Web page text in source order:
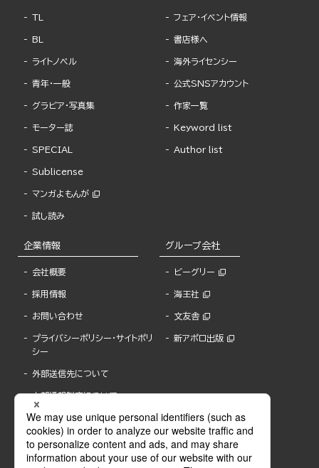
TL
BL
ライトノベル
青年・一般
グラビア・写真集
モーター誌
SPECIAL
Sublicense
マンガよもんが
試し読み
フェア・イベント情報
書店様へ
海外ライセンシー
公式SNSアカウント
作家一覧
Keyword list
Author list
企業情報
会社概要
採用情報
お問い合わせ
プライバシーポリシー・サイトポリ
シー
外部送信先について
内部通報制度について
グループ会社
ビーグリー
海王社
文友舎
新アポロ出版